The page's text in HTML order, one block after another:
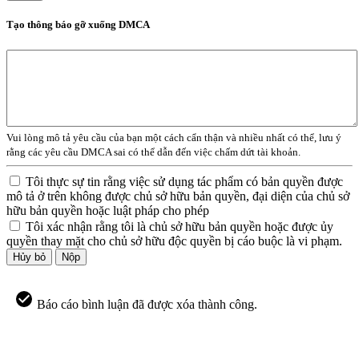
Tạo thông báo gỡ xuống DMCA
Vui lòng mô tả yêu cầu của bạn một cách cẩn thận và nhiều nhất có thể, lưu ý
rằng các yêu cầu DMCA sai có thể dẫn đến việc chấm dứt tài khoản.
Tôi thực sự tin rằng việc sử dụng tác phẩm có bản quyền được
mô tả ở trên không được chủ sở hữu bản quyền, đại diện của chủ sở
hữu bản quyền hoặc luật pháp cho phép
Tôi xác nhận rằng tôi là chủ sở hữu bản quyền hoặc được ủy
quyền thay mặt cho chủ sở hữu độc quyền bị cáo buộc là vi phạm.
Hủy bỏ Nộp
Báo cáo bình luận đã được xóa thành công.